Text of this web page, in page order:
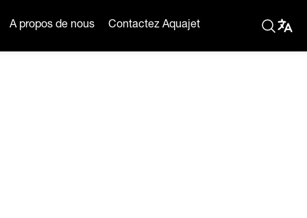
A propos de nous Contactez Aquajet